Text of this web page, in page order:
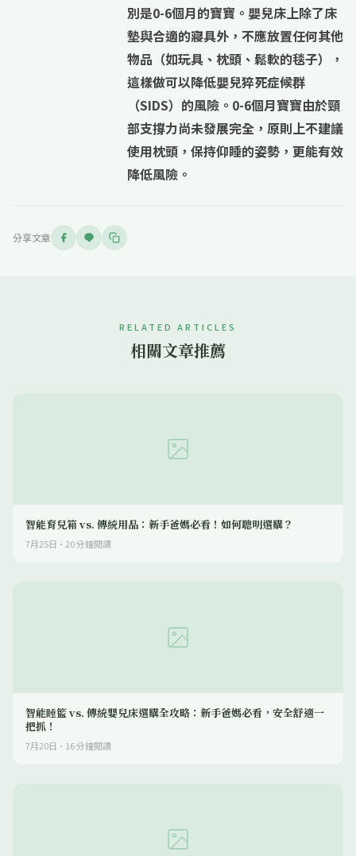
別是0-6個月的寶寶。 嬰兒床上除了床
墊與合適的寢具外，不應放置任何其他
物品（如玩具、枕頭、鬆軟的毯子），
這樣做可以降低嬰兒猝死症候群
（SIDS）的風險。0-6個月寶寶由於頸
部支撐力尚未發展完全，原則上不建議
使用枕頭，保持仰睡的姿勢，更能有效
降低風險。
分享文章
RELATED ARTICLES
相關文章推薦
智能育兒箱 vs. 傳統用品：新手爸媽必看！如何聰明選購？
7月25日 · 20分鐘閱讀
智能睡籃 vs. 傳統嬰兒床選購全攻略：新手爸媽必看，安全舒適一
把抓！
7月20日 · 16分鐘閱讀